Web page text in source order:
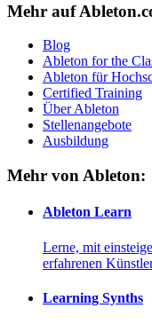
Mehr auf
Blog
Ableton for the
Ableton für
Certified Training
Über Ableton
Stellenangebote
Ausbildung
Mehr von Ableton:
Ableton Learn
Lerne, mit
erfahrenen
Learning Synths